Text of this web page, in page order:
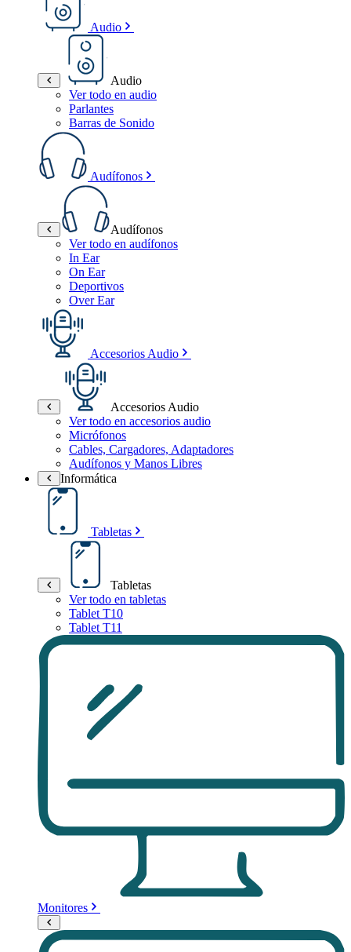
Audio
Audio
Ver todo en audio
Parlantes
Barras de Sonido
Audífonos
Audífonos
Ver todo en audífonos
In Ear
On Ear
Deportivos
Over Ear
Accesorios Audio
Accesorios Audio
Ver todo en accesorios audio
Micrófonos
Cables, Cargadores, Adaptadores
Audífonos y Manos Libres
Informática
Tabletas
Tabletas
Ver todo en tabletas
Tablet T10
Tablet T11
Monitores